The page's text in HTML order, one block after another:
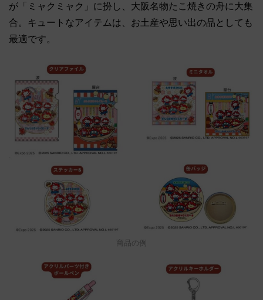
が「ミャクミャク」に扮し、大阪名物たこ焼きの舟に大集
合。キュートなアイテムは、お土産や思い出の品としても
最適です。
商品の例